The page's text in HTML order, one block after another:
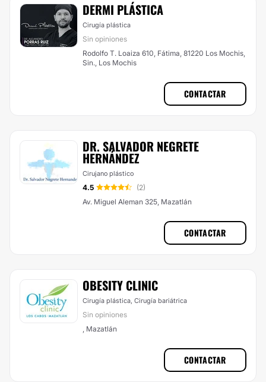
DERMI PLÁSTICA
Cirugía plástica
Sin opiniones
Rodolfo T. Loaiza 610, Fátima, 81220 Los Mochis,
Sin., Los Mochis
CONTACTAR
DR. SALVADOR NEGRETE
HERNÁNDEZ
Cirujano plástico
4.5
(2)
Av. Miguel Aleman 325, Mazatlán
CONTACTAR
OBESITY CLINIC
Cirugía plástica, Cirugía bariátrica
Sin opiniones
, Mazatlán
CONTACTAR